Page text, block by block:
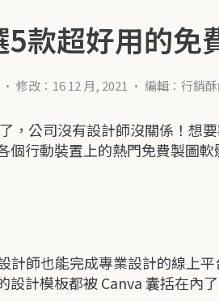
5款超好用的免
• 修改：16 12 月, 2021 • 編輯：行銷
，公司沒有設計師沒關係！想
個行動裝置上的熱門免費製圖
計師也能完成專業設計的線上
設計模板都被 Canva 囊括在內